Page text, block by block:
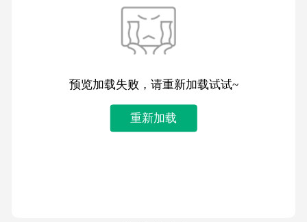
预览加载失败，请重新加载试试~
重新加载